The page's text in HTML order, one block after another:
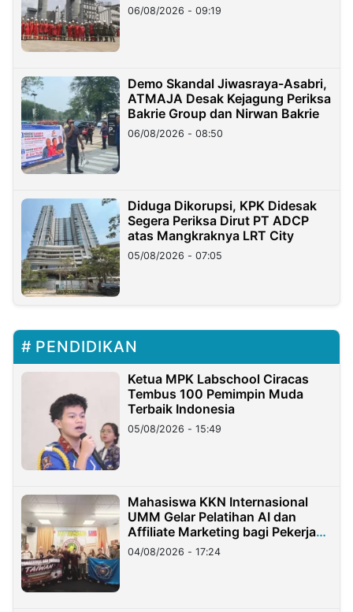
06/08/2026 - 09:19
Demo Skandal Jiwasraya-Asabri,
ATMAJA Desak Kejagung Periksa
Bakrie Group dan Nirwan Bakrie
06/08/2026 - 08:50
Diduga Dikorupsi, KPK Didesak
Segera Periksa Dirut PT ADCP
atas Mangkraknya LRT City
05/08/2026 - 07:05
PENDIDIKAN
Ketua MPK Labschool Ciracas
Tembus 100 Pemimpin Muda
Terbaik Indonesia
05/08/2026 - 15:49
Mahasiswa KKN Internasional
UMM Gelar Pelatihan AI dan
Affiliate Marketing bagi Pekerja
Migran Indonesia di Taiwan
04/08/2026 - 17:24